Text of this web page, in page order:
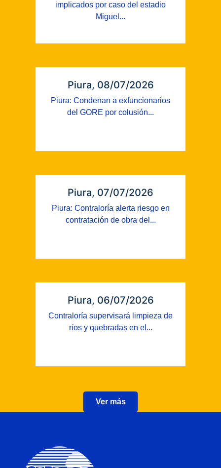
implicados por caso del estadio
Miguel...
Piura, 08/07/2026
Piura: Condenan a exfuncionarios
del GORE por colusión...
Piura, 07/07/2026
Piura: Contraloría alerta riesgo en
contratación de obra del...
Piura, 06/07/2026
Contraloría supervisará limpieza de
ríos y quebradas en el...
Ver más